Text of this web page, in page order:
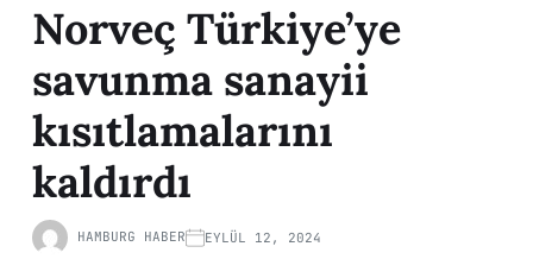
Norveç Türkiye’ye
savunma sanayii
kısıtlamalarını
kaldırdı
HAMBURG HABER EYLÜL 12, 2024